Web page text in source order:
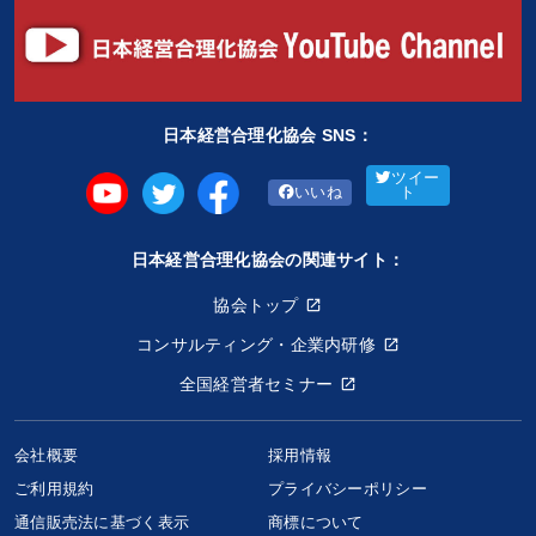
日本経営合理化協会 SNS：
いいね
ツイー
ト
日本経営合理化協会の関連サイト：
協会トップ
コンサルティング・企業内研修
全国経営者セミナー
会社概要
採用情報
ご利用規約
プライバシーポリシー
通信販売法に基づく表示
商標について